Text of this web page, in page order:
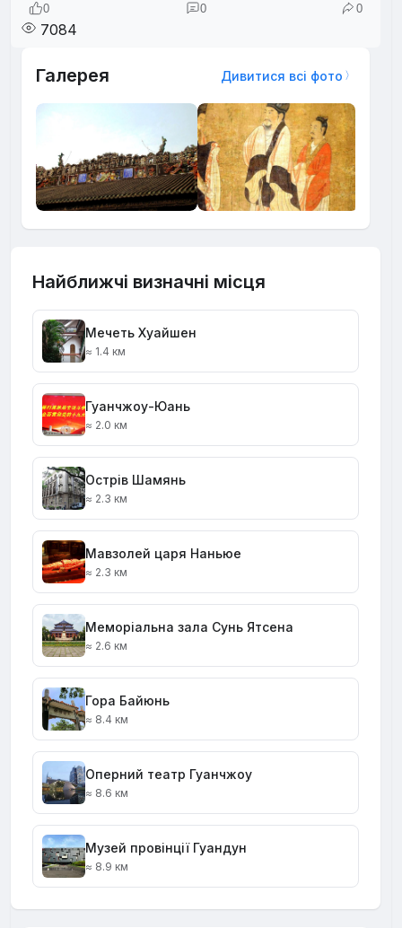
0 0 0
7084
Галерея Дивитися всі фото
Найближчі визначні місця
Мечеть Хуайшен
≈ 1.4 км
Гуанчжоу-Юань
≈ 2.0 км
Острів Шамянь
≈ 2.3 км
Мавзолей царя Наньюе
≈ 2.3 км
Меморіальна зала Сунь Ятсена
≈ 2.6 км
Гора Байюнь
≈ 8.4 км
Оперний театр Гуанчжоу
≈ 8.6 км
Музей провінції Гуандун
≈ 8.9 км